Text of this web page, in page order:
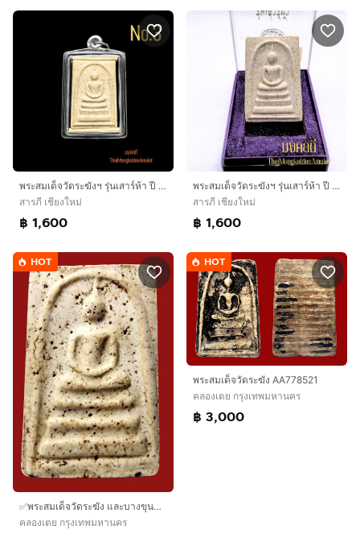
พระสมเด็จวัดระฆังฯ รุ่นเสาร์ห้า ปี 36 พิมพ์พระประธานใหญ่ เกศทลุซุ้ม วัดระฆังโฆสิตาราม กทม. สวยแท้พร้อมกล่องจากวัด
สารภี เชียงใหม่
฿ 1,600
พระสมเด็จวัดระฆังฯ รุ่นเสาร์ห้า ปี 36 พิมพ์พระประธานใหญ่ เกศทลุซุ้ม วัดระฆังโฆสิตาราม กทม. สวยแท้พร้อมกล่องจากวัด
สารภี เชียงใหม่
฿ 1,600
HOT
✅พระสมเด็จวัดระฆัง และบางขุนพรหม AA629774
คลองเตย กรุงเทพมหานคร
HOT
พระสมเด็จวัดระฆัง AA778521
คลองเตย กรุงเทพมหานคร
฿ 3,000